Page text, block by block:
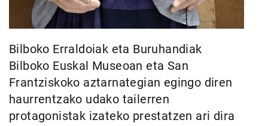
Bilboko Erraldoiak eta Buruhandiak
Bilboko Euskal Museoan eta San
Frantziskoko aztarnategian egingo diren
haurrentzako udako tailerren
protagonistak izateko prestatzen ari dira